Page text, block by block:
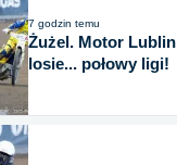
7 godzin temu
Żużel. Motor
losie... połowy ligi!